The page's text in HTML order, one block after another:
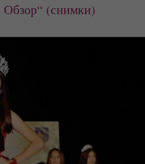
Обзор“ (снимки)